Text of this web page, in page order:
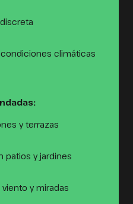
climáticas
y terrazas
patios y jardines
y miradas